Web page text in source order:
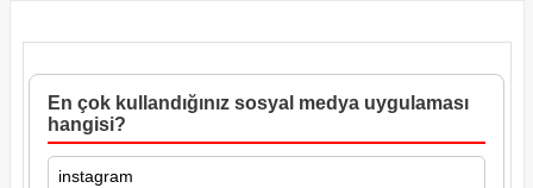
En çok kullandığınız sosyal medya uygulaması
hangisi?
instagram